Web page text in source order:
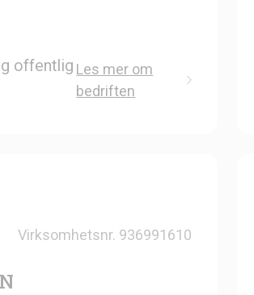
offentlig Les mer om
bedriften
Virksomhetsnr. 936991610